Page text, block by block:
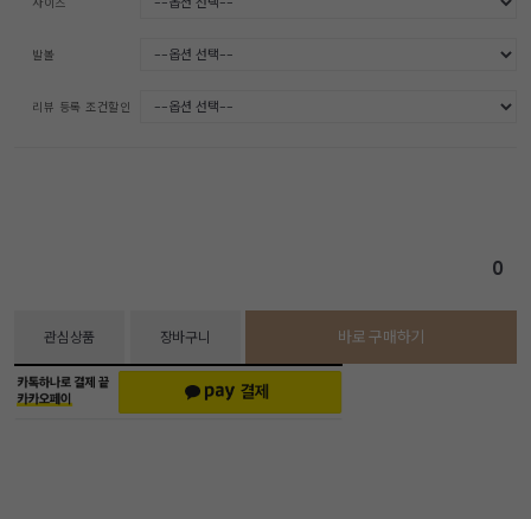
발볼
리뷰 등록 조건할인
0
관심상품 장바구니 바로 구매하기